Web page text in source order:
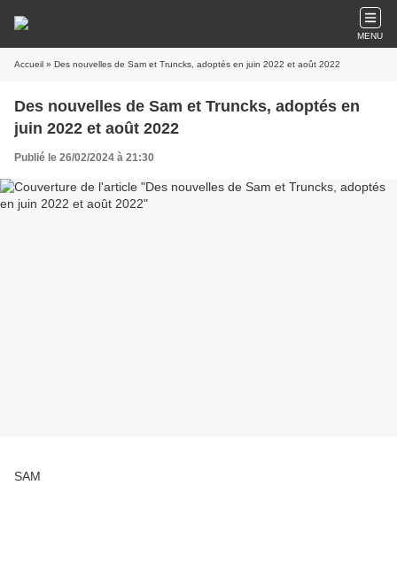
MENU
Accueil » Des nouvelles de Sam et Truncks, adoptés en juin 2022 et août 2022
Des nouvelles de Sam et Truncks, adoptés en
juin 2022 et août 2022
Publié le 26/02/2024 à 21:30
SAM